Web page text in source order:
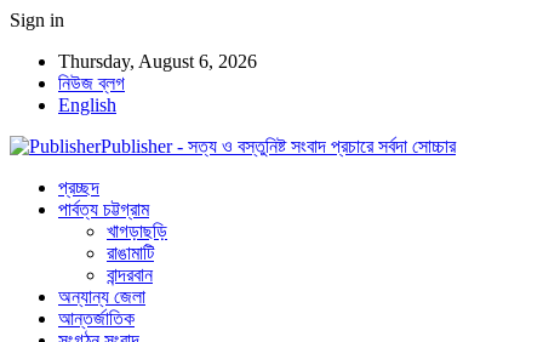
Sign in
Thursday, August 6, 2026
নিউজ ব্লগ
English
Publisher - সত্য ও বস্তুনিষ্ট সংবাদ প্রচারে সর্বদা সোচ্চার
প্রচ্ছদ
পার্বত্য চট্টগ্রাম
খাগড়াছড়ি
রাঙামাটি
বান্দরবান
অন্যান্য জেলা
আন্তর্জাতিক